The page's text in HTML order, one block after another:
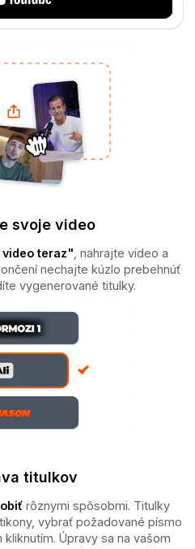
svoje video
teraz" , nahrajte video a
nechajte kúzlo prebehnúť
vygenerované titulky.
titulkov
rôznymi spôsobmi. Titulky
vybrať požadované písmo
Úpravy sa na vašom